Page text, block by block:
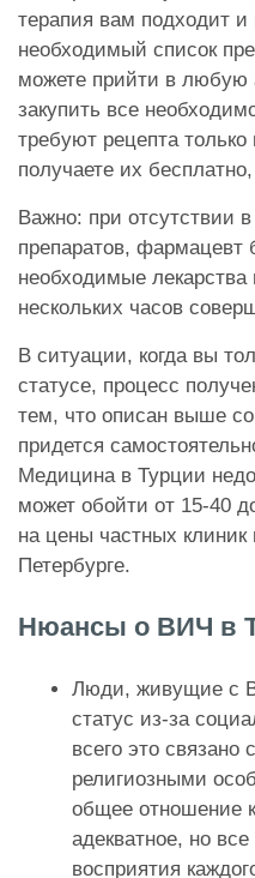
терапия вам подходит и
необходимый список
можете прийти в любую
закупить все
требуют рецепта
получаете их
Важно: при отсутствии
препаратов, фармацевт
необходимые лекарства
нескольких часов
В ситуации, когда вы
статусе, процесс
тем, что описан выше со
придется
Медицина в Турции
может обойти от 15-40
на цены частных
Петербурге.
Нюансы о ВИЧ в
Люди, живущие с
статус из-за
всего это связано
религиозными
общее
адекватное, но
восприятия